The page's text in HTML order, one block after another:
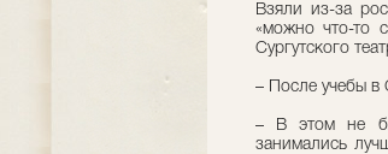
Взяли из-за
«можно что-то
Сургутского
– После учебы в
– В этом не
занимались